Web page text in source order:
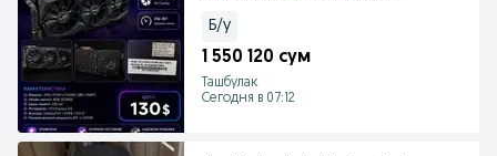
Б/у
1 550 120 сум
Ташбулак
Сегодня в 07:12